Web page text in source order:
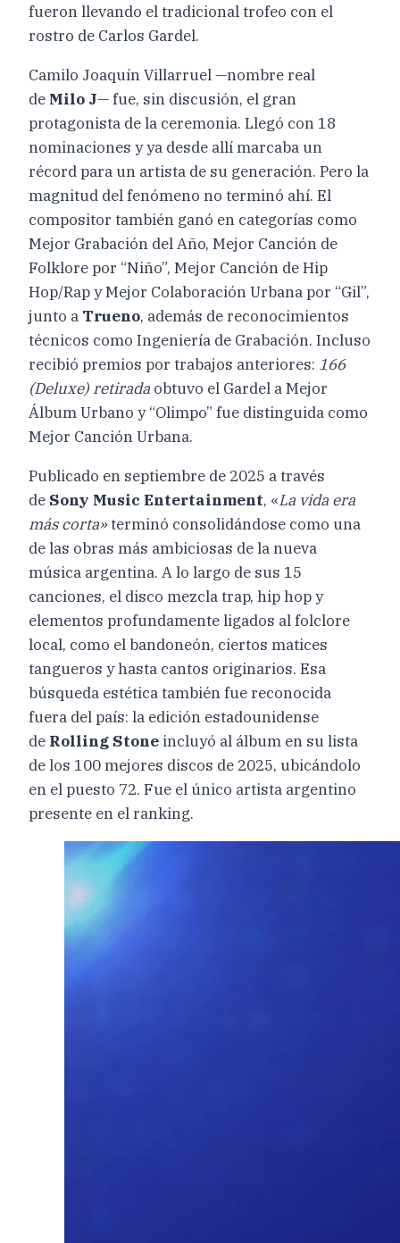
fueron llevando el tradicional trofeo con el
rostro de Carlos Gardel.
Camilo Joaquín Villarruel —nombre real
de Milo J— fue, sin discusión, el gran
protagonista de la ceremonia. Llegó con 18
nominaciones y ya desde allí marcaba un
récord para un artista de su generación. Pero la
magnitud del fenómeno no terminó ahí. El
compositor también ganó en categorías como
Mejor Grabación del Año, Mejor Canción de
Folklore por “Niño”, Mejor Canción de Hip
Hop/Rap y Mejor Colaboración Urbana por “Gil”,
junto a Trueno, además de reconocimientos
técnicos como Ingeniería de Grabación. Incluso
recibió premios por trabajos anteriores: 166
(Deluxe) retirada obtuvo el Gardel a Mejor
Álbum Urbano y “Olimpo” fue distinguida como
Mejor Canción Urbana.
Publicado en septiembre de 2025 a través
de Sony Music Entertainment, «La vida era
más corta»terminó consolidándose como una
de las obras más ambiciosas de la nueva
música argentina. A lo largo de sus 15
canciones, el disco mezcla trap, hip hop y
elementos profundamente ligados al folclore
local, como el bandoneón, ciertos matices
tangueros y hasta cantos originarios. Esa
búsqueda estética también fue reconocida
fuera del país: la edición estadounidense
de Rolling Stone incluyó al álbum en su lista
de los 100 mejores discos de 2025, ubicándolo
en el puesto 72. Fue el único artista argentino
presente en el ranking.